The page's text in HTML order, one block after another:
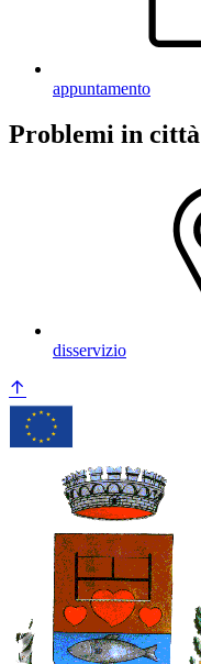
appuntamento
Problemi in città
disservizio